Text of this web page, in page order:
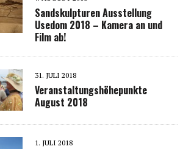
Sandskulpturen Ausstellung
Usedom 2018 – Kamera an und
Film ab!
31. JULI 2018
Veranstaltungshöhepunkte
August 2018
1. JULI 2018